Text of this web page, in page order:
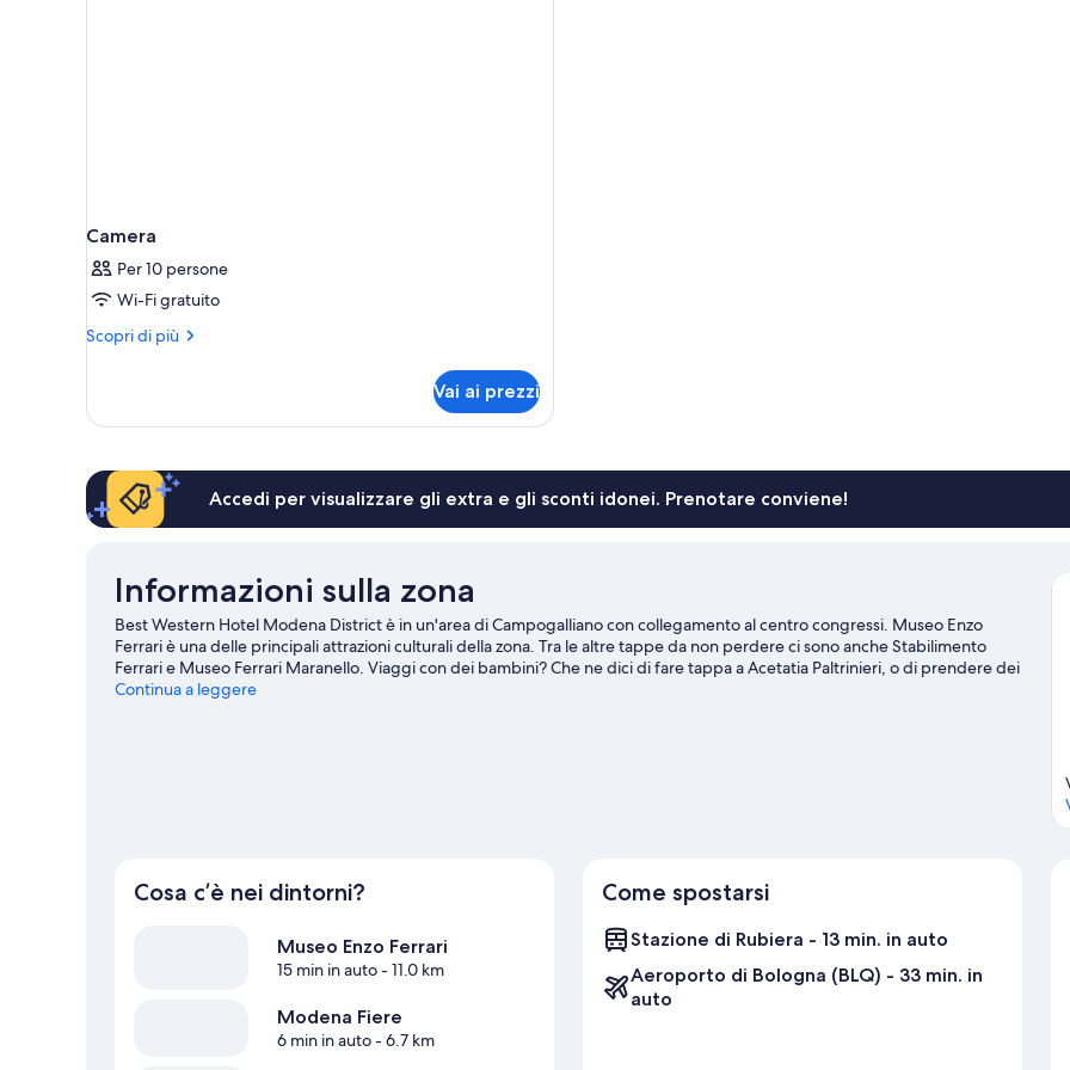
Camera
Per 10 persone
Wi-Fi gratuito
Scopri di più
Altri
Vai ai prezzi
Accedi per visualizzare gli extra e gli sconti idonei. Prenotare conviene!
Informazioni sulla zona
Best Western Hotel Modena District è in un'area di Campogalliano con collegamento al centro congressi. Museo Enzo
Ferrari è una delle principali attrazioni culturali della zona. Tra le altre tappe da non perdere ci sono anche Stabilimento
Ferrari e Museo Ferrari Maranello. Viaggi con dei bambini? Che ne dici di fare tappa a Acetatia Paltrinieri, o di prendere dei
biglietti per PalaPanini e andare a vedere un evento sportivo o uno spettacolo. Scopri le divertenti discipline sportive della
Continua a leggere
Cosa c’è nei dintorni?
Museo Enzo Ferrari
15 min in auto- 11.0 km
Modena Fiere
6 min in auto- 6.7 km
Come spostarsi
Stazione di Rubiera - 13 min. in auto
Aeroporto di Bologna (BLQ) - 33 min. in
auto